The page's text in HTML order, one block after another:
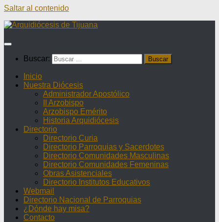
Saltar al contenido
Buscar:
Inicio
Nuestra Diócesis
Administrador Apostólico
II Arzobispo
Arzobispo Emérito
Historia Arquidiócesis
Directorio
Directorio Curia
Directorio Parroquias y Sacerdotes
Directorio Comunidades Masculinas
Directorio Comunidades Femeninas
Obras Asistenciales
Directorio Institutos Educativos
Webmail
Directorio Nacional de Parroquias
¿Dónde hay misa?
Contacto